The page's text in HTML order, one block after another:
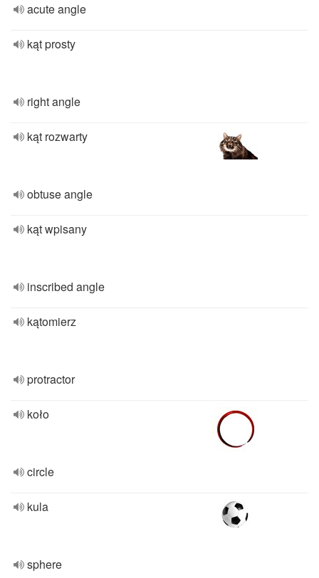
acute angle
kąt prosty
right angle
kąt rozwarty
obtuse angle
kąt wpisany
inscribed angle
kątomierz
protractor
koło
circle
kula
sphere